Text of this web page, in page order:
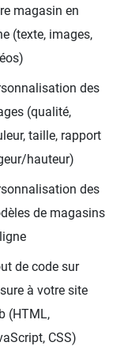
magasin en
(texte, images,
des
(qualité,
taille, rapport
hauteur)
des
de magasins
de code sur
à votre site
(HTML,
CSS)